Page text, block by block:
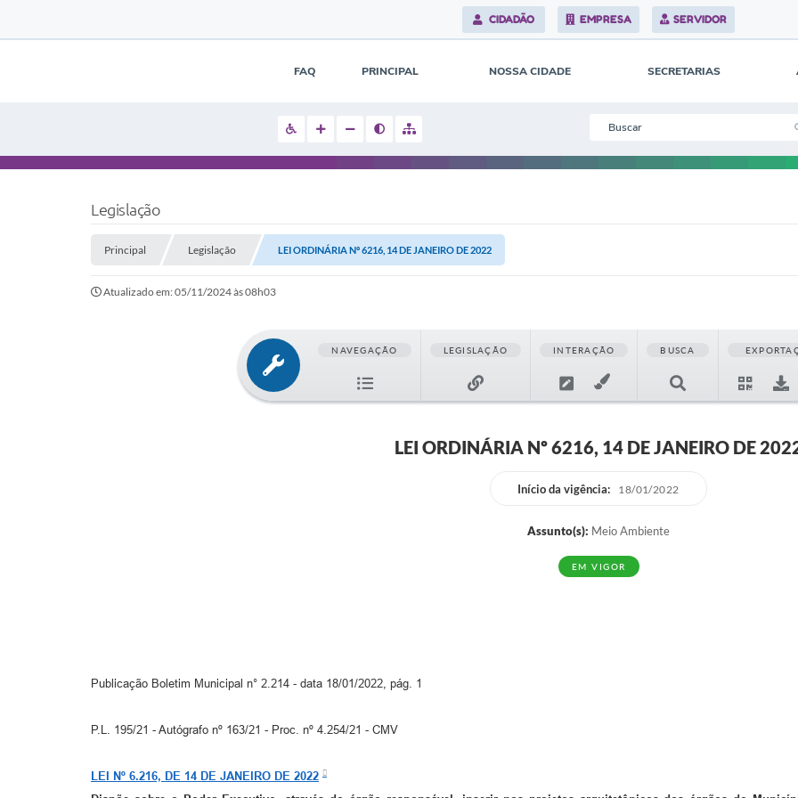
CIDADÃO EMPRESA SERVIDOR
FAQ PRINCIPAL NOSSA CIDADE SECRETARIAS
Legislação
Principal Legislação LEI ORDINÁRIA Nº 6216, 14 DE JANEIRO DE 2022
Atualizado em: 05/11/2024 às 08h03
NAVEGAÇÃO LEGISLAÇÃO INTERAÇÃO BUSCA
LEI ORDINÁRIA Nº 6216, 14 DE JANEIRO DE
Início da vigência: 18/01/2022
Assunto(s): Meio Ambiente
EM VIGOR
Publicação Boletim Municipal n° 2.214 - data 18/01/2022, pág. 1
P.L. 195/21 - Autógrafo nº 163/21 - Proc. nº 4.254/21 - CMV
LEI Nº 6.216, DE 14 DE JANEIRO DE 2022